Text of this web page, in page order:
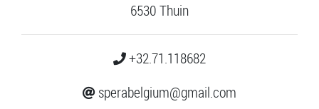
6530 Thuin
+32.71.118682
sperabelgium@gmail.com